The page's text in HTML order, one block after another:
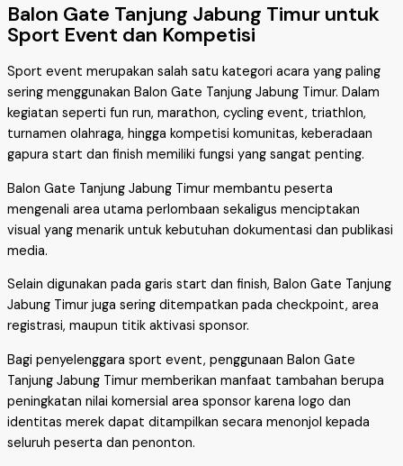
Balon Gate Tanjung Jabung Timur untuk
Sport Event dan Kompetisi
Sport event merupakan salah satu kategori acara yang paling
sering menggunakan Balon Gate Tanjung Jabung Timur. Dalam
kegiatan seperti fun run, marathon, cycling event, triathlon,
turnamen olahraga, hingga kompetisi komunitas, keberadaan
gapura start dan finish memiliki fungsi yang sangat penting.
Balon Gate Tanjung Jabung Timur membantu peserta
mengenali area utama perlombaan sekaligus menciptakan
visual yang menarik untuk kebutuhan dokumentasi dan publikasi
media.
Selain digunakan pada garis start dan finish, Balon Gate Tanjung
Jabung Timur juga sering ditempatkan pada checkpoint, area
registrasi, maupun titik aktivasi sponsor.
Bagi penyelenggara sport event, penggunaan Balon Gate
Tanjung Jabung Timur memberikan manfaat tambahan berupa
peningkatan nilai komersial area sponsor karena logo dan
identitas merek dapat ditampilkan secara menonjol kepada
seluruh peserta dan penonton.